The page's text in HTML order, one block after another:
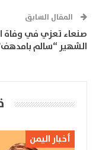
المقال السابق
صنعاء تعزي في وفاة
الشهير “سالم
أخبار اليمن